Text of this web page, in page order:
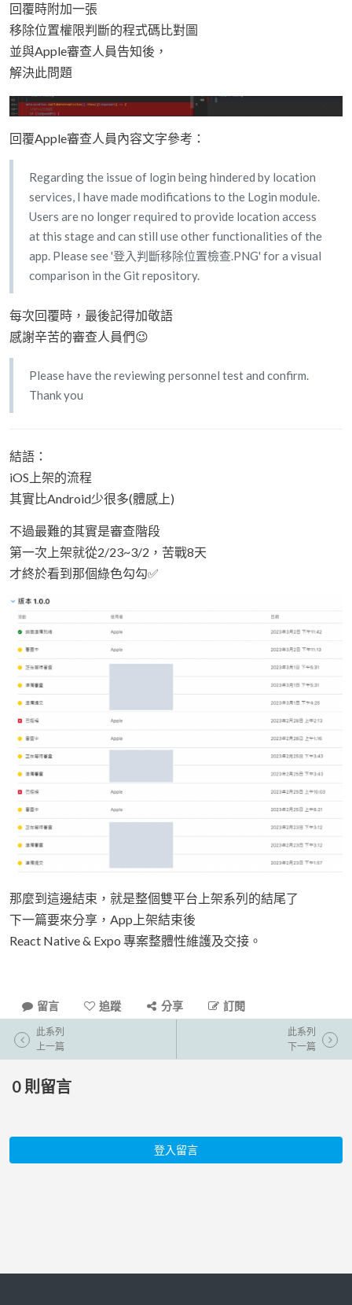
回覆時附加一張
移除位置權限判斷的程式碼比對圖
並與Apple審查人員告知後，
解決此問題
回覆Apple審查人員內容文字參考：
Regarding the issue of login being hindered by location
services, I have made modifications to the Login module.
Users are no longer required to provide location access
at this stage and can still use other functionalities of the
app. Please see '登入判斷移除位置檢查.PNG' for a visual
comparison in the Git repository.
每次回覆時，最後記得加敬語
感謝辛苦的審查人員們😉
Please have the reviewing personnel test and confirm.
Thank you
結語：
iOS上架的流程
其實比Android少很多(體感上)
不過最難的其實是審查階段
第一次上架就從2/23~3/2，苦戰8天
才終於看到那個綠色勾勾✅
那麼到這邊結束，就是整個雙平台上架系列的結尾了
下一篇要來分享，App上架結束後
React Native & Expo 專案整體性維護及交接。
留言 追蹤 分享 訂閱
此系列
上一篇
此系列
下一篇
0 則留言
登入留言